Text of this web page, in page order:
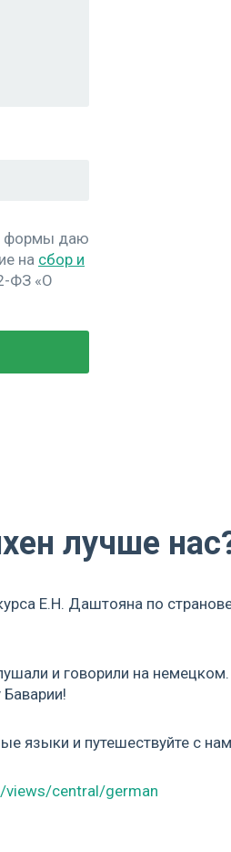
формы даю
на сбор и
ФЗ «О
лучше
Е.Н. Даштояна по
и говорили на
Баварии!
языки и путешествуйте с
central/german